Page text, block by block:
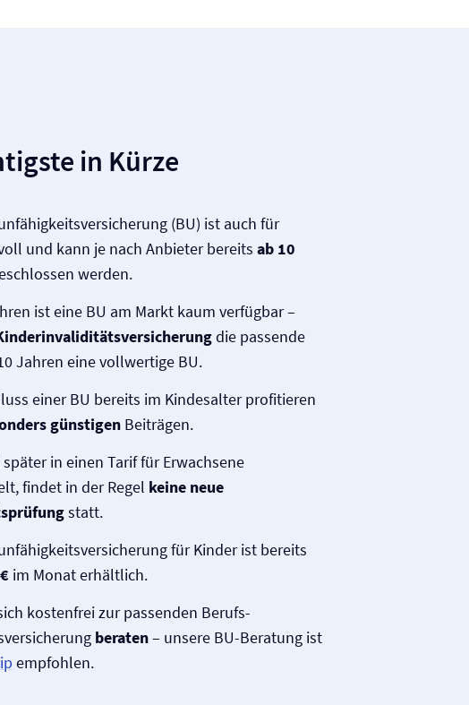
in Kürze
(BU) ist auch für
und kann je nach Anbieter bereits ab 10
werden.
ist eine BU am Markt kaum verfügbar –
die passende
Jahren eine vollwertige BU.
einer BU bereits im Kindesalter profitieren
günstigen Beiträgen.
in einen Tarif für Erwachsene
findet in der Regel keine neue
statt.
für Kinder ist bereits
im Monat erhältlich.
kostenfrei zur passenden Berufs­
beraten– unsere BU-Beratung ist
empfohlen.